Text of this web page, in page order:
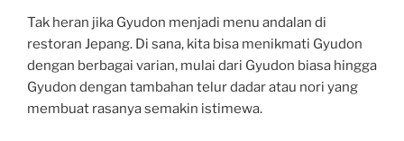
Tak heran jika Gyudon menjadi menu andalan di
restoran Jepang. Di sana, kita bisa menikmati Gyudon
dengan berbagai varian, mulai dari Gyudon biasa hingga
Gyudon dengan tambahan telur dadar atau nori yang
membuat rasanya semakin istimewa.